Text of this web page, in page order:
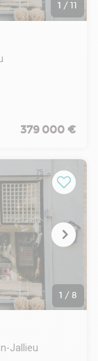
1 / 11
offrant
sur 3
ou
dynamique,
une visite !
379 000 €
1 / 8
Jallieu